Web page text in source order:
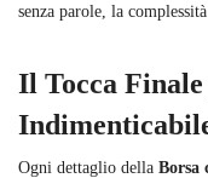
senza parole, la
Il Tocca
Ogni dettaglio della Borsa